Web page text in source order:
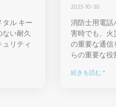
ル キー
い耐久
リティ
2025-10-30
消防士用電
害時でも、
の重要な通
らの重要な役
続きを読む "